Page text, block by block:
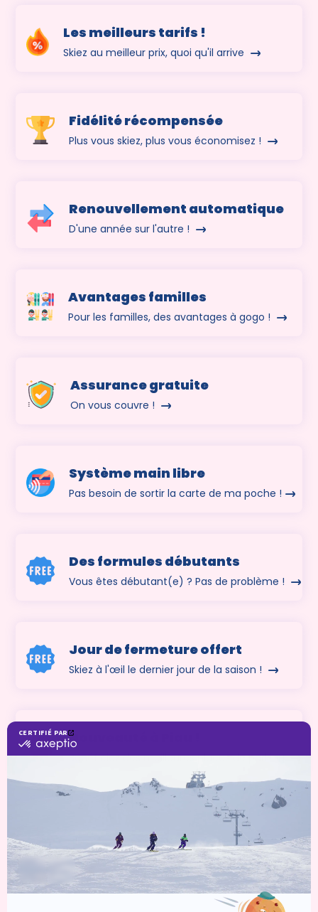
Les meilleurs tarifs !
Skiez au meilleur prix, quoi qu'il arrive
Fidélité récompensée
Plus vous skiez, plus vous économisez !
Renouvellement automatique
D'une année sur l'autre !
Avantages familles
Pour les familles, des avantages à gogo !
Assurance gratuite
On vous couvre !
Système main libre
Pas besoin de sortir la carte de ma poche !
Des formules débutants
Vous êtes débutant(e) ? Pas de problème !
Jour de fermeture offert
Skiez à l'œil le dernier jour de la saison !
Nouveauté à Piau !
Bénéficiez des meilleures places de parking